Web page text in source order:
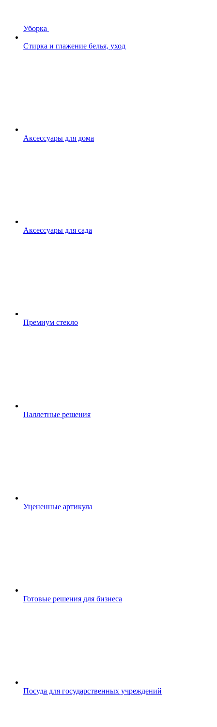
Уборка
Стирка и глажение белья, уход
Аксессуары для дома
Аксессуары для сада
Премиум стекло
Паллетные решения
Уцененные артикула
Готовые решения для бизнеса
Посуда для государственных учреждений